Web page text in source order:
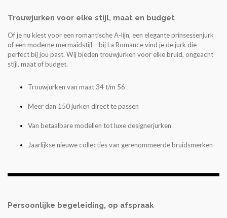
Trouwjurken voor elke stijl, maat en budget
Of je nu kiest voor een romantische A-lijn, een elegante prinsessenjurk
of een moderne mermaidstijl – bij La Romance vind je de jurk die
perfect bij jou past. Wij bieden trouwjurken voor elke bruid, ongeacht
stijl, maat of budget.
Trouwjurken van maat 34 t/m 56
Meer dan 150 jurken direct te passen
Van betaalbare modellen tot luxe designerjurken
Jaarlijkse nieuwe collecties van gerenommeerde bruidsmerken
Persoonlijke begeleiding, op afspraak